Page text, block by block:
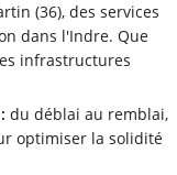
(36), des services
dans l'Indre. Que
infrastructures
du déblai au remblai,
optimiser la solidité